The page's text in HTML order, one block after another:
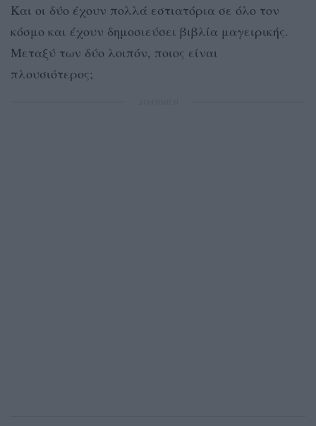
Και οι δύο έχουν πολλά εστιατόρια σε όλο τον
κόσμο και έχουν δημοσιεύσει βιβλία μαγειρικής.
Μεταξύ των δύο λοιπόν, ποιος είναι
πλουσιότερος;